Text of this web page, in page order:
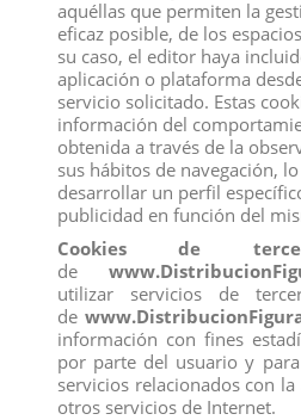
mercado dedistribucióny
Los mejores precios los
en
Comentarios (0)
No hay reseñas de clientes en este
Los clientes que adquirieron este
compraron:
aquéllas que permiten la
eficaz posible, de los
su caso, el editor haya
aplicación o plataforma
servicio solicitado. Estas
información del
obtenida a través de la
sus hábitos de navegación,
desarrollar un perfil
publicidad en función del
Cookies de
de
utilizar servicios de
de
información con fines
por parte del usuario y
servicios relacionados con
otros servicios de Internet.